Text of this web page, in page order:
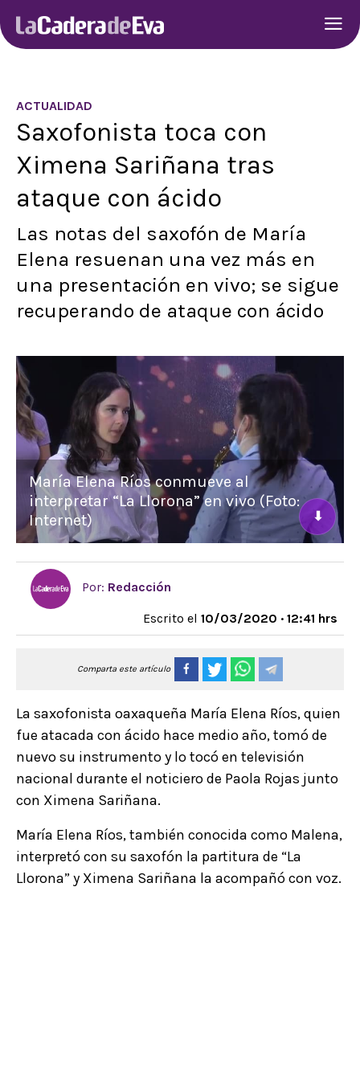
ACTUALIDAD
Saxofonista toca con
Ximena Sariñana tras
ataque con ácido
Las notas del saxofón de María
Elena resuenan una vez más en
una presentación en vivo; se sigue
recuperando de ataque con ácido
María Elena Ríos conmueve al
interpretar “La Llorona” en vivo (Foto:
Internet)
⬇
Por: Redacción
Escrito el 10/03/2020 · 12:41 hrs
Comparta este artículo
La saxofonista oaxaqueña María Elena Ríos, quien
fue atacada con ácido hace medio año, tomó de
nuevo su instrumento y lo tocó en televisión
nacional durante el noticiero de Paola Rojas junto
con Ximena Sariñana.
María Elena Ríos, también conocida como Malena,
interpretó con su saxofón la partitura de “La
Llorona” y Ximena Sariñana la acompañó con voz.